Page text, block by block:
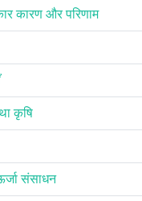
कारण और परिणाम
कृषि
संसाधन